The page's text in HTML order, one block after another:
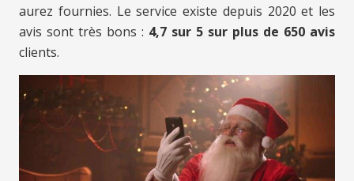
aurez fournies. Le service existe depuis 2020 et les
avis sont très bons : 4,7 sur 5 sur plus de 650 avis
clients.